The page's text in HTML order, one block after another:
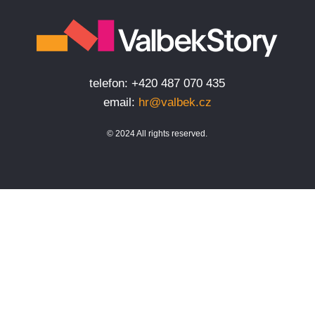
telefon: +420 487 070 435
email: hr@valbek.cz
© 2024 All rights reserved.